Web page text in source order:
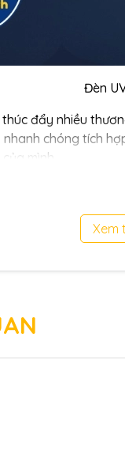
Đèn
đẩy nhiều
chóng tích
mình.
máy lọc nước
suất toàn bộ hệ
chất hay tạo ra
có hệ miễn
Xem